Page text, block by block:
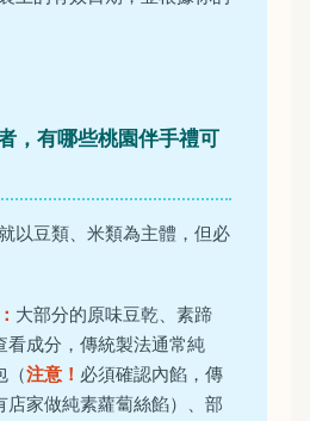
，有哪些桃園伴手禮可
以豆類、米類為主體，但必
大部分的原味豆乾、素蹄
看成分，傳統製法通常純
（注意！ 必須確認內餡，傳
店家做純素蘿蔔絲餡）、部